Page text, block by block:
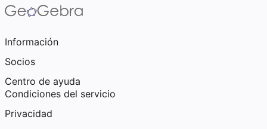
Información
Socios
Centro de ayuda
Condiciones del servicio
Privacidad